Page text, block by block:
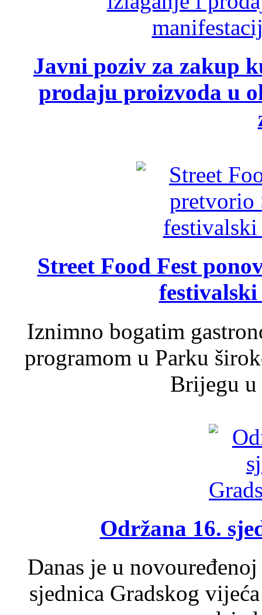
Javni poziv za zakup
prodaju proizvoda u
Street Food Fest
Iznimno bogatim
programom u Parku
Brijegu u
Održana 16.
Danas je u
sjednica Gradskog